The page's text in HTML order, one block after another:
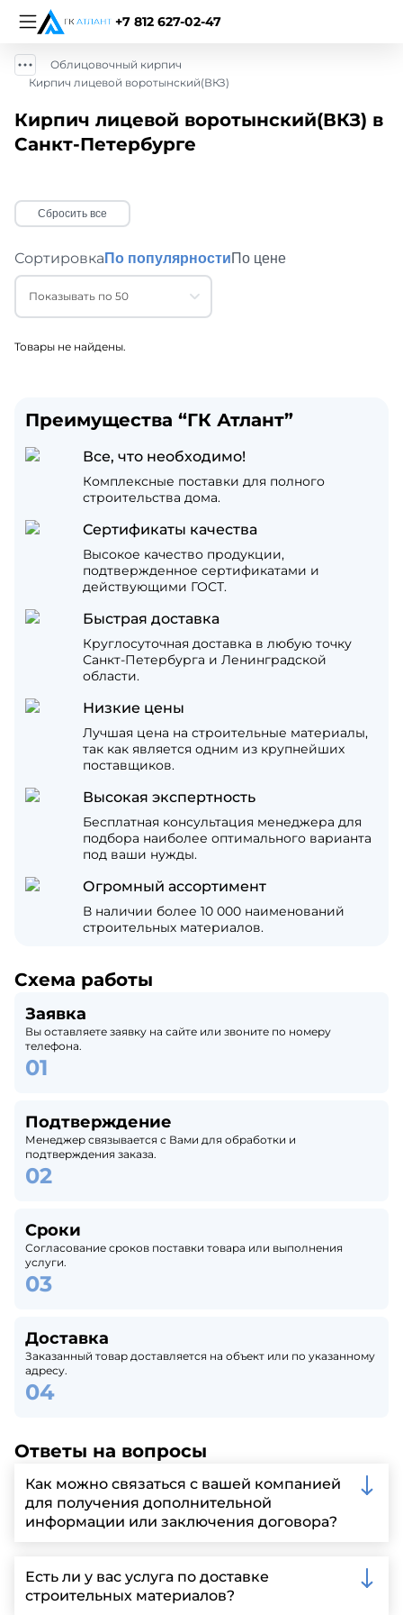
+7 812 627-02-47
Облицовочный кирпич
Кирпич лицевой воротынский(ВКЗ)
Кирпич лицевой воротынский(ВКЗ) в
Санкт-Петербурге
Сбросить все
Сортировка По популярностиПо цене
Показывать по 50
Товары не найдены.
Преимущества “ГК Атлант”
Все, что необходимо!
Комплексные поставки для полного
строительства дома.
Сертификаты качества
Высокое качество продукции,
подтвержденное сертификатами и
действующими ГОСТ.
Быстрая доставка
Круглосуточная доставка в любую точку
Санкт-Петербурга и Ленинградской
области.
Низкие цены
Лучшая цена на строительные материалы,
так как является одним из крупнейших
поставщиков.
Высокая экспертность
Бесплатная консультация менеджера для
подбора наиболее оптимального варианта
под ваши нужды.
Огромный ассортимент
В наличии более 10 000 наименований
строительных материалов.
Схема работы
Заявка
Вы оставляете заявку на сайте или звоните по номеру
телефона.
Подтверждение
Менеджер связывается с Вами для обработки и
подтверждения заказа.
Сроки
Согласование сроков поставки товара или выполнения
услуги.
Доставка
Заказанный товар доставляется на объект или по указанному
адресу.
Ответы на вопросы
Как можно связаться с вашей компанией
для получения дополнительной
информации или заключения договора?
запрос через нашу официальную почту или
заполнить форму на нашем сайте для более
детальной информации и организации встречи.
Есть ли у вас услуга по доставке
строительных материалов?